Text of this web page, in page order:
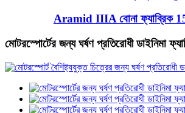
Aramid IIIA বোনা ফ্যাব্রিক
মোটরস্পোর্টের জন্য ঘর্ষণ প্রতিরোধী ডাইনিমা